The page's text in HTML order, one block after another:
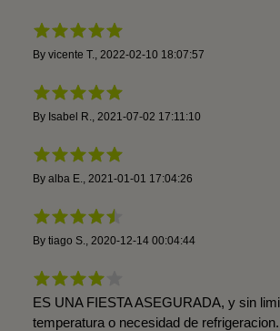
By vicente T. 2022-02-10 18:07:57
By Isabel R. 2021-07-02 17:11:10
By alba E. 2021-01-01 17:04:26
By tiago S. 2020-12-14 00:04:44
ES UNA FIESTA ASEGURADA, y sin
temperatura o necesidad de